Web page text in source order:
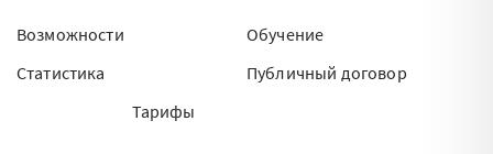
Возможности
Статистика
Тарифы
Обучение
Публичный договор